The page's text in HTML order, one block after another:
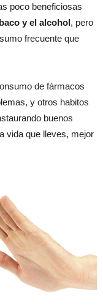
poco beneficiosas
y el alcohol, pero
frecuente que
de fármacos
y otros habitos
buenos
vida que lleves, mejor